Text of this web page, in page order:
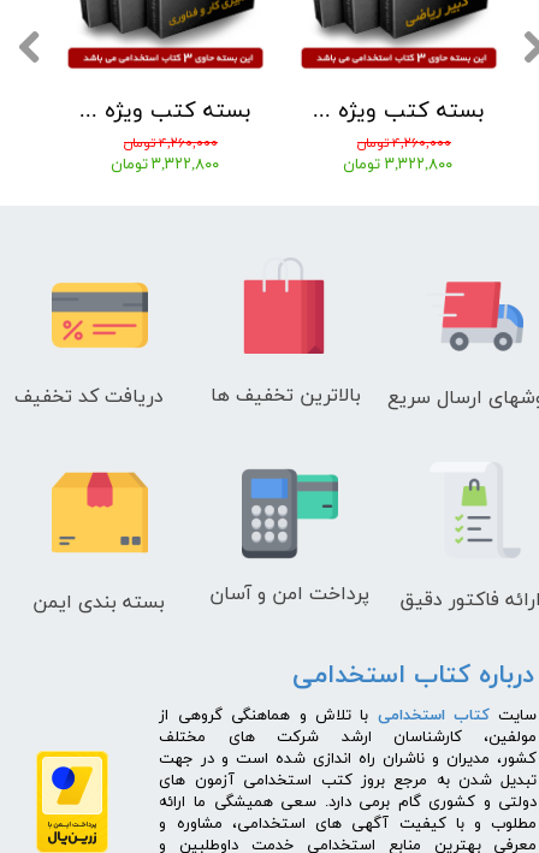
بسته کتب ویژه استخدامی دبیر کار و فناوری 1405 نشر چهارخونه
۴,۲۶۰,۰۰۰ تومان
۳,۳۲۲,۸۰۰ تومان
بسته کتب ویژه استخدامی دبیر ریاضی 1405 نشر چهارخونه
۴,۲۶۰,۰۰۰ تومان
۳,۳۲۲,۸۰۰ تومان
ارسال سریع دریافت کد تخفیف بالاترین تخفیف ها
بسته بندی ایمن فاکتور دقیق پرداخت امن و آسان
درباره کتاب استخدامی
​سایت کتاب استخدامی با تلاش و هماهنگی گروهی از
مولفین، کارشناسان ارشد شرکت های مختلف
کشور، مدیران و ناشران راه اندازی شده است و در جهت
تبدیل شدن به مرجع بروز کتب استخدامی آزمون های
دولتی و کشوری گام برمی دارد. سعی همیشگی ما ارائه
مطلوب و با کیفیت آگهی های استخدامی، مشاوره و
معرفی بهترین منابع استخدامی خدمت داوطلبین و